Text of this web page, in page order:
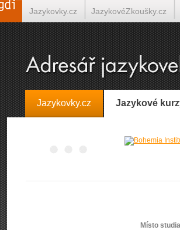
Jazykovky.cz Jazykové
Místo studia
Jazykovky.cz JazykovéZkoušky.cz
Španělština on-line Italština on-line